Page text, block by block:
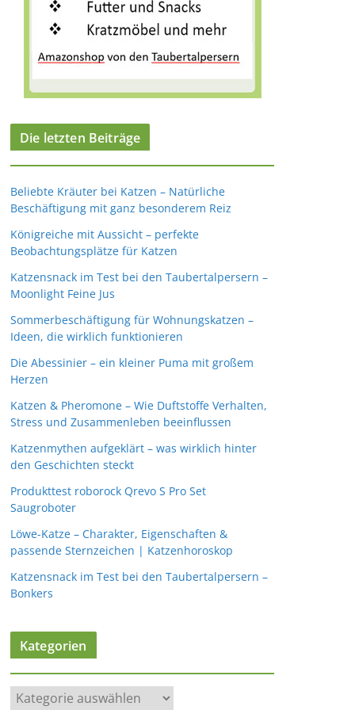
Die letzten Beiträge
Beliebte Kräuter bei Katzen – Natürliche
Beschäftigung mit ganz besonderem Reiz
Königreiche mit Aussicht – perfekte
Beobachtungsplätze für Katzen
Katzensnack im Test bei den Taubertalpersern –
Moonlight Feine Jus
Sommerbeschäftigung für Wohnungskatzen –
Ideen, die wirklich funktionieren
Die Abessinier – ein kleiner Puma mit großem
Herzen
Katzen & Pheromone – Wie Duftstoffe Verhalten,
Stress und Zusammenleben beeinflussen
Katzenmythen aufgeklärt – was wirklich hinter
den Geschichten steckt
Produkttest roborock Qrevo S Pro Set
Saugroboter
Löwe-Katze – Charakter, Eigenschaften &
passende Sternzeichen | Katzenhoroskop
Katzensnack im Test bei den Taubertalpersern –
Bonkers
Kategorien